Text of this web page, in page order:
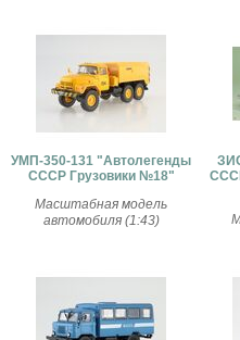
УМП-350-131 "Автолегенды
СССР Грузовики №18"
Масштабная модель
автомобиля (1:43)